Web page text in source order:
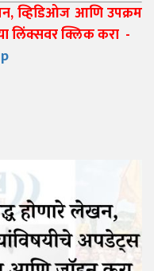
व्हिडिओज आणि उपक्रम
लिंक्सवर क्लिक करा -